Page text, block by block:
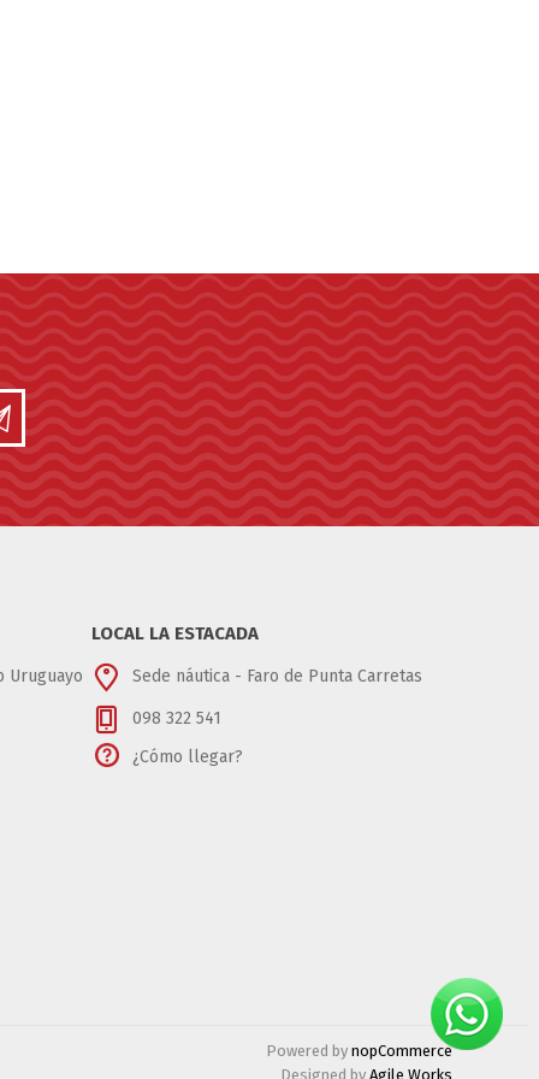
Uruguayo
LOCAL LA ESTACADA
Sede náutica - Faro de Punta Carretas
098 322 541
¿Cómo llegar?
Powered by nopCommerce
Designed by Agile Works